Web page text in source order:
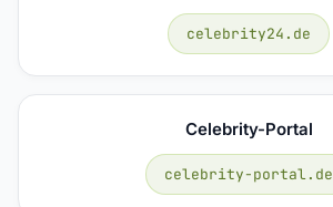
celebrity24.de
Celebrity-Portal
celebrity-portal.de